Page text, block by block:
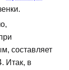
составляет
Итак, в